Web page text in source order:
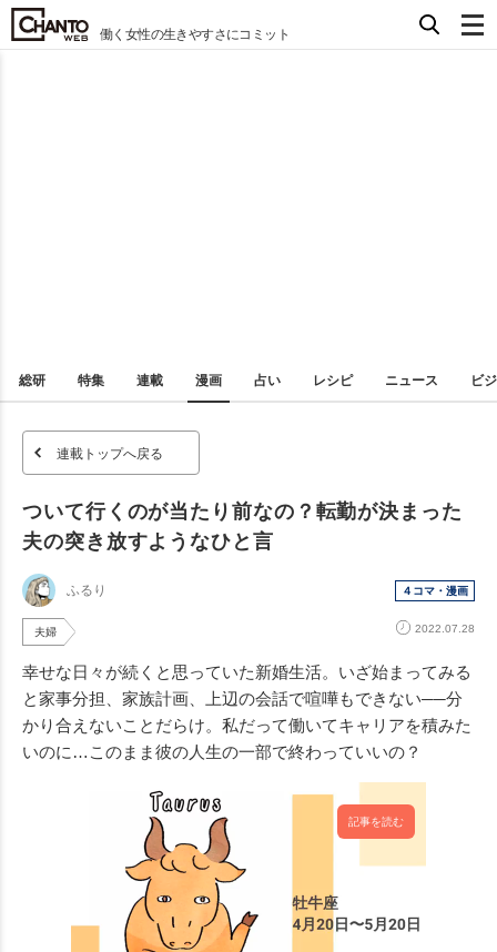
働く女性の生きやすさにコミット
総研 特集 連載 漫画 占い レシピ ニュース ビ
連載トップへ戻る
ついて行くのが当たり前なの？転勤が決まった
夫の突き放すようなひと言
ふるり ４コマ・漫画
夫婦 2022.07.28
幸せな日々が続くと思っていた新婚生活。いざ始まってみる
と家事分担、家族計画、上辺の会話で喧嘩もできない──分
かり合えないことだらけ。私だって働いてキャリアを積みた
いのに…このまま彼の人生の一部で終わっていいの？
記事を読む